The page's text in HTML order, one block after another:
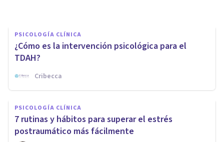
PSICOLOGÍA CLÍNICA
¿Cómo es la intervención psicológica para el
TDAH?
Cribecca
PSICOLOGÍA CLÍNICA
7 rutinas y hábitos para superar el estrés
postraumático más fácilmente
PSICOLOGÍA CLÍNICA
​Pregorexia: mujeres
embarazadas que no quieren
engordar